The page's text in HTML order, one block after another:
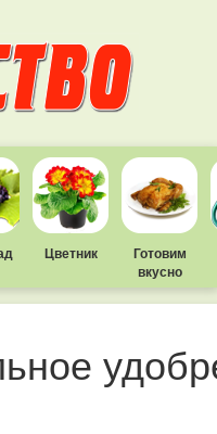
Цветник
Готовим
вкусно